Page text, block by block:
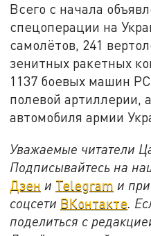
Всего с начала
спецоперации на
самолётов, 241
зенитных ракетных
1137 боевых машин
полевой артиллерии,
автомобиля армии
Уважаемые читатели
Подписывайтесь на
Дзен и Telegram и
соцсети ВКонтакте.
поделиться с